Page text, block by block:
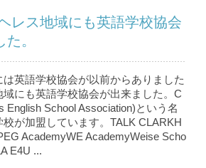
レス地域にも英語学校協会
。
英語学校協会が以前からありました
にも英語学校協会が出来ました。C
English School Association)という名
が加盟しています。TALK CLARKH
AcademyWE AcademyWeise Scho
E4U ...